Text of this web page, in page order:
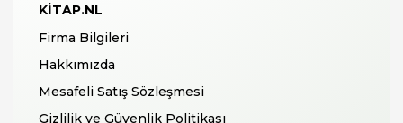
KITAP.NL
Firma Bilgileri
Hakkımızda
Mesafeli Satış Sözleşmesi
Gizlilik ve Güvenlik Politikası